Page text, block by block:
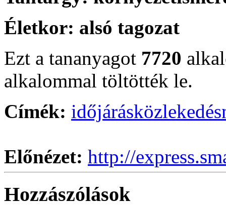
Életkor: alsó tagozat
Ezt a tananyagot 7720
alkalommal töltötték le.
Címék: időjárásközlekedés
Előnézet: http://
Hozzászólások